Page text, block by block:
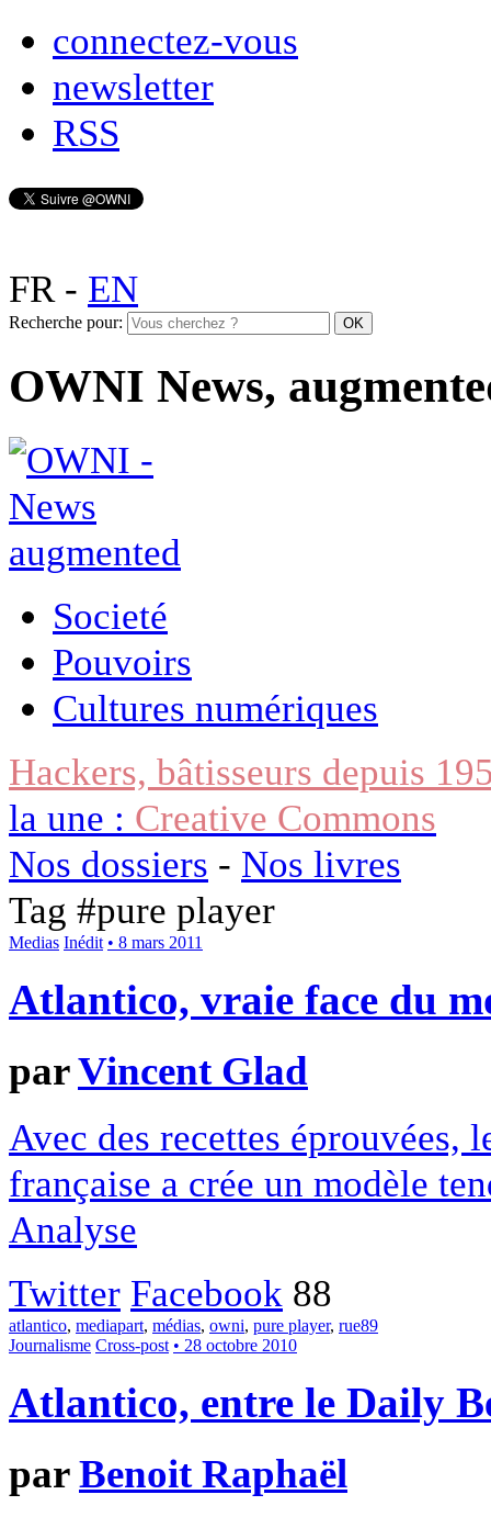
connectez-vous
newsletter
RSS
FR- EN
Recherche pour:
OWNI News,
Societé
Pouvoirs
Cultures numériques
Hackers, bâtisseurs depuis
la une : Creative Commons
Nos dossiers - Nos livres
Tag #pure player
Medias Inédit • 8 mars 2011
Atlantico, vraie face du
parVincent Glad
Avec des recettes éprouvées,
française a crée un modèle
Analyse
Twitter Facebook 88
atlantico, mediapart, médias, owni, pure player, rue89
Journalisme Cross-post • 28 octobre 2010
Atlantico, entre le Daily
parBenoit Raphaël